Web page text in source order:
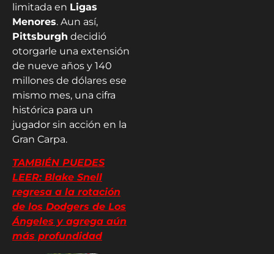
limitada en Ligas
Menores. Aun así,
Pittsburgh decidió
otorgarle una extensión
de nueve años y 140
millones de dólares ese
mismo mes, una cifra
histórica para un
jugador sin acción en la
Gran Carpa.
TAMBIÉN PUEDES
LEER: Blake Snell
regresa a la rotación
de los Dodgers de Los
Ángeles y agrega aún
más profundidad